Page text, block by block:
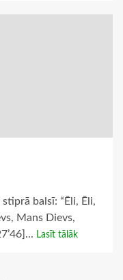
balsī: “Ēli, Ēli,
Mans Dievs,
Lasīt tālāk